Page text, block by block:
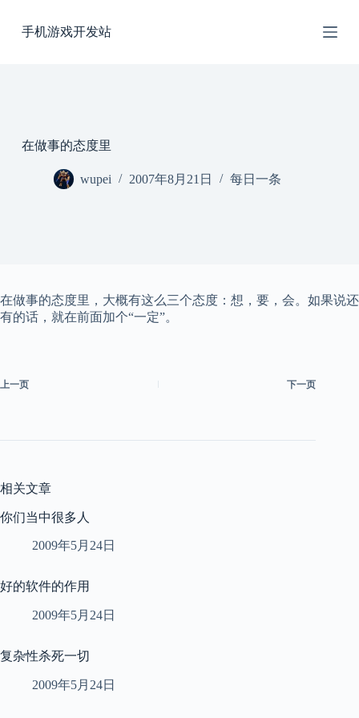
过
手机游戏开发站
在做事的态度里
wupei 2007年8月21日 每日一条
在做事的态度里，大概有这么三个态度：想，要，会。如果说还
有的话，就在前面加个“一定”。
上一页 下一页
相关文章
你们当中很多人
2009年5月24日
好的软件的作用
2009年5月24日
复杂性杀死一切
2009年5月24日